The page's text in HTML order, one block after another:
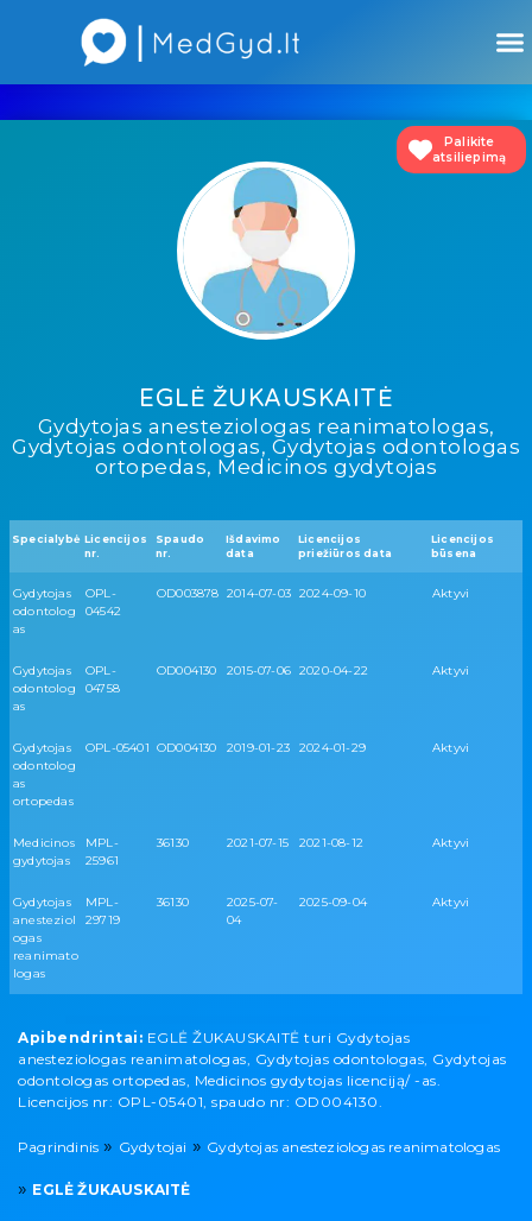
Palikite
atsiliepimą
EGLĖ ŽUKAUSKAITĖ
Gydytojas anesteziologas reanimatologas,
Gydytojas odontologas, Gydytojas odontologas
ortopedas, Medicinos gydytojas
Specialybė Licencijos
nr.
Spaudo
nr.
Išdavimo
data
Licencijos
priežiūros data
Licencijos
būsena
Gydytojas
odontolog
as
OPL-
04542
OD003878 2014-07-03 2024-09-10 Aktyvi
Gydytojas
odontolog
as
OPL-
04758
OD004130 2015-07-06 2020-04-22 Aktyvi
Gydytojas
odontolog
as
ortopedas
OPL-05401 OD004130 2019-01-23 2024-01-29 Aktyvi
Medicinos
gydytojas
MPL-
25961
36130 2021-07-15 2021-08-12 Aktyvi
Gydytojas
anesteziol
ogas
reanimato
logas
MPL-
29719
36130
2025-07-
04
2025-09-04 Aktyvi
Apibendrintai: EGLĖ ŽUKAUSKAITĖ turi Gydytojas
anesteziologas reanimatologas, Gydytojas odontologas, Gydytojas
odontologas ortopedas, Medicinos gydytojas licenciją/ -as.
Licencijos nr: OPL-05401, spaudo nr: OD004130.
Pagrindinis » Gydytojai » Gydytojas anesteziologas reanimatologas
» EGLĖ ŽUKAUSKAITĖ